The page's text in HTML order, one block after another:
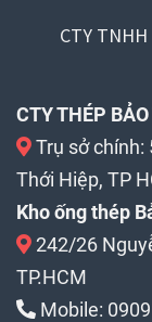
CTY
CTY THÉP
Trụ sở chính:
Thới Hiệp, TP
Kho ống thép
242/26
TP.HCM
Mobile: